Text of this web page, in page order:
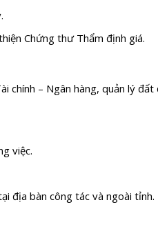
Chứng thư Thẩm định giá.
chính – Ngân hàng, quản lý đất
việc.
địa bàn công tác và ngoài tỉnh.